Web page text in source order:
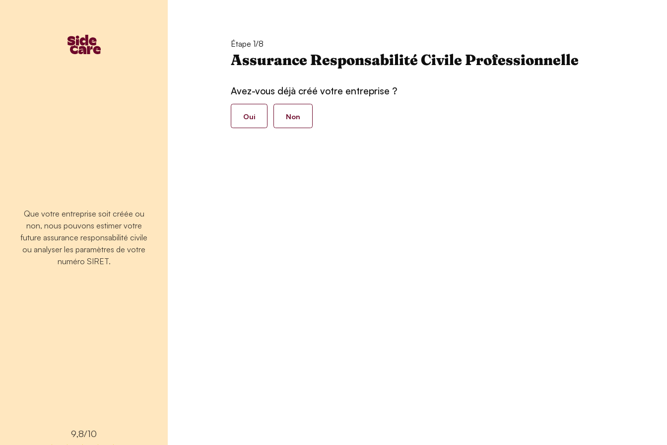
Que votre entreprise soit créée ou
non, nous pouvons estimer votre
future assurance responsabilité civile
ou analyser les paramètres de votre
numéro SIRET.
9,8/10
Étape 1/8
Assurance Responsabilité Civile Professionnelle
Avez-vous déjà créé votre entreprise ?
Oui Non